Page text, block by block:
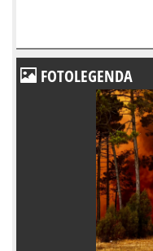
FOTOLEGENDA